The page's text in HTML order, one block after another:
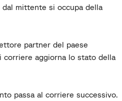
mittente si occupa della
partner del paese
corriere aggiorna lo stato della
passa al corriere successivo.